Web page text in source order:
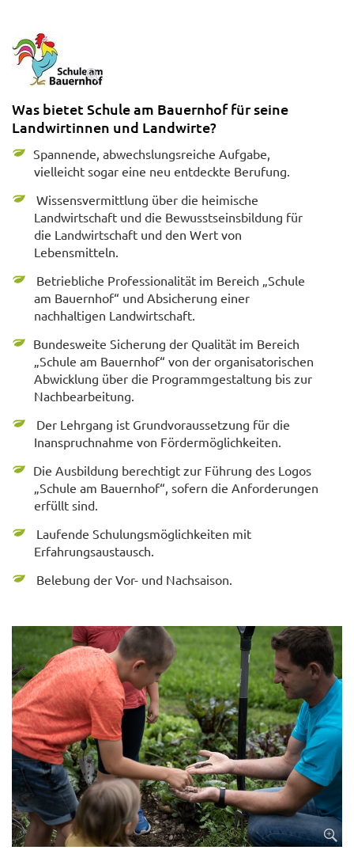
Was bietet Schule am Bauernhof für seine
Landwirtinnen und Landwirte?
Spannende, abwechslungsreiche Aufgabe,
vielleicht sogar eine neu entdeckte Berufung.
Wissensvermittlung über die heimische
Landwirtschaft und die Bewusstseinsbildung für
die Landwirtschaft und den Wert von
Lebensmitteln.
Betriebliche Professionalität im Bereich „Schule
am Bauernhof“ und Absicherung einer
nachhaltigen Landwirtschaft.
Bundesweite Sicherung der Qualität im Bereich
„Schule am Bauernhof“ von der organisatorischen
Abwicklung über die Programmgestaltung bis zur
Nachbearbeitung.
Der Lehrgang ist Grundvoraussetzung für die
Inanspruchnahme von Fördermöglichkeiten.
Die Ausbildung berechtigt zur Führung des Logos
„Schule am Bauernhof“, sofern die Anforderungen
erfüllt sind.
Laufende Schulungsmöglichkeiten mit
Erfahrungsaustausch.
Belebung der Vor- und Nachsaison.